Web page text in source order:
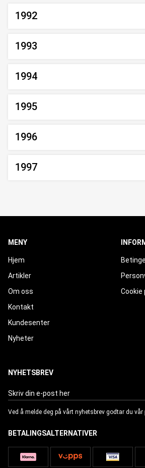
1992
1993
1994
1995
1996
1997
MENY
Hjem
Artikler
Om oss
Kontakt
Kundesenter
Nyheter
Cookie
NYHETSBREV
Ved å melde deg på vårt nyhetsbrev godtar du vår
BETALINGSALTERNATIVER